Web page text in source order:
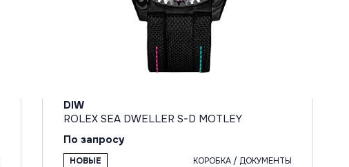
DIW
ROLEX SEA DWELLER S-D MOTLEY
По запросу
НОВЫЕ КОРОБКА / ДОКУМЕНТЫ